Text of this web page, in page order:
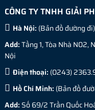
CÔNG TY TNHH GIẢI
Hà Nội: (Bản đồ đường đi
Add:Tầng 1, Tòa Nhà N02,
Nội
Điện thoại: (0243)
Hồ Chí Minh: (Bản đồ
Add: Số 69/2 Trần Quốc